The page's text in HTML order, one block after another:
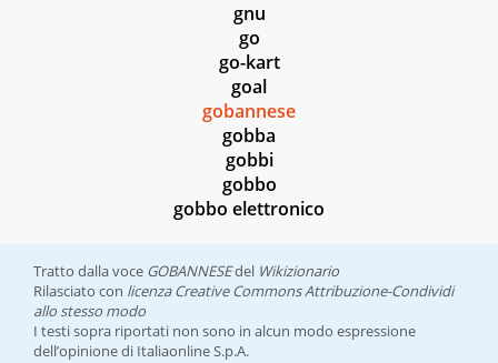
gnu
go
go-kart
goal
gobannese
gobba
gobbi
gobbo
gobbo elettronico
Tratto dalla voce GOBANNESEdel Wikizionario
Rilasciato con licenza Creative Commons Attribuzione-Condividi
allo stesso modo
I testi sopra riportati non sono in alcun modo espressione
dell’opinione di Italiaonline S.p.A.